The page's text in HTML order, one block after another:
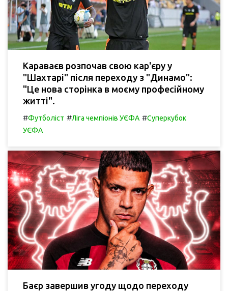
Караваєв розпочав свою кар'єру у
"Шахтарі" після переходу з "Динамо":
"Це нова сторінка в моєму професійному
житті".
#Футболіст #Ліга чемпіонів УЄФА #Суперкубок
УЄФА
Баєр завершив угоду щодо переходу